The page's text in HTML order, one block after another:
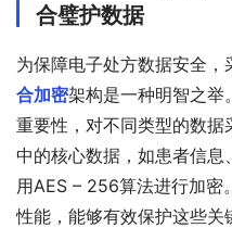
合璧护数据
为保障电子处方数据安全
合加密架构是一种明智之举
重要性，对不同类型的数
中的核心数据，如患者信
用AES – 256算法进行加
性能，能够有效保护这些